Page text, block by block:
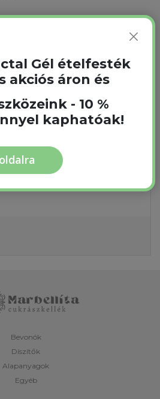
Ft
adom
Raktáron
Gél ételfesték
akciós áron és
- 10 %
kaphatóak!
Bevonók
Díszítők
Alapanyagok
Egyéb